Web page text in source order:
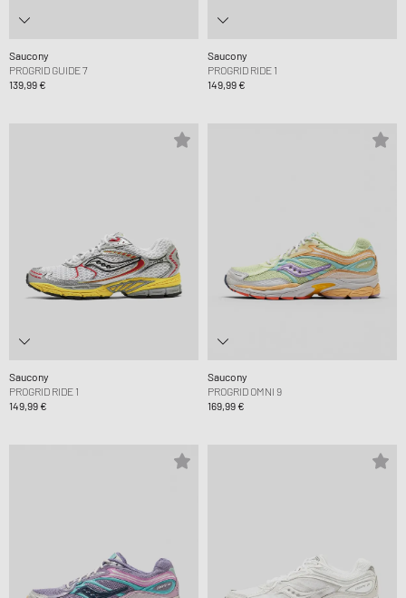
Saucony
PROGRID GUIDE 7
139,99 €
Saucony
PROGRID RIDE 1
149,99 €
Saucony
PROGRID RIDE 1
149,99 €
Saucony
PROGRID OMNI 9
169,99 €